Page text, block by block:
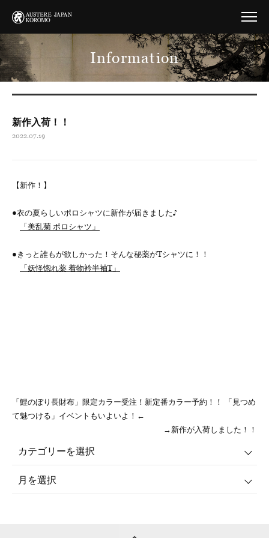
Information
新作入荷！！
2022.07.19
【新作！】
●衣の夏らしいポロシャツに新作が届きました♪
「美乱菊 ポロシャツ」
●きっと誰もが欲しかった！そんな秘薬がTシャツに！！
「妖怪惚れ薬 着物衿半袖T」
「鯉のぼり長財布」限定カラー受注！新定番カラー予約！！ 「見つめ
て魅つける」イベントもいよいよ！←
→新作が入荷しました！！